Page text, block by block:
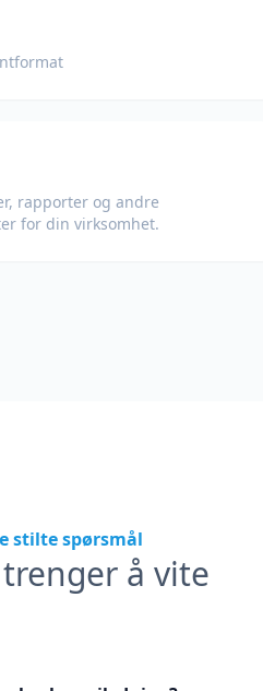
rapporter og andre
for din virksomhet.
stilte spørsmål
å vite